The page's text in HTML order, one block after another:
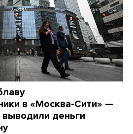
в «Москва-Сити» —
деньги